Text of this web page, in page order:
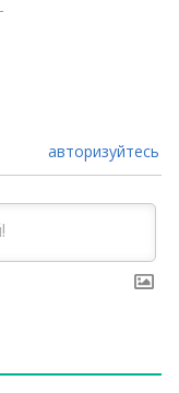
авторизуйтесь